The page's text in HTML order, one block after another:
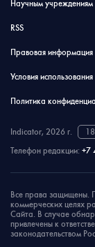
Научным учреждениям
RSS
Правовая информация
Условия использования
Политика
Indicator, 2026 г.
Телефон редакции: +7
Все права защищены.
коммерческих целях
Сайта. В случае
привлечены к
законодательством